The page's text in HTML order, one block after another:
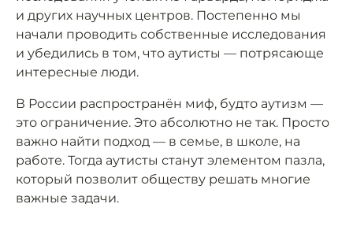
и других научных центров. Постепенно мы
начали проводить собственные исследования
и убедились в том, что аутисты — потрясающе
интересные люди.
В России распространён миф, будто аутизм —
это ограничение. Это абсолютно не так. Просто
важно найти подход — в семье, в школе, на
работе. Тогда аутисты станут элементом пазла,
который позволит обществу решать многие
важные задачи.